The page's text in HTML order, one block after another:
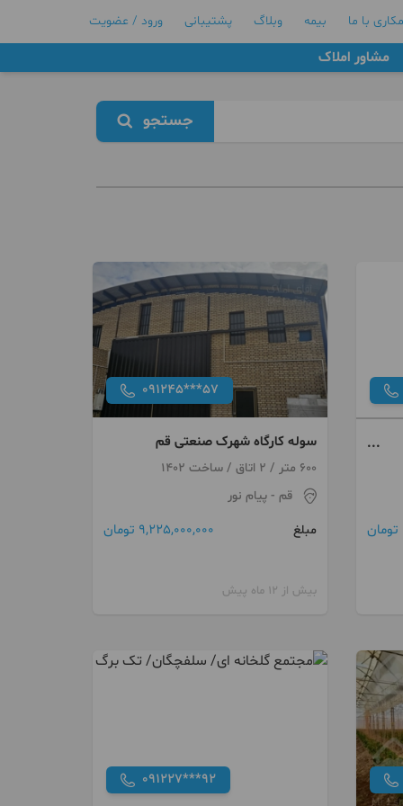
با ما بیمه وبلاگ پشتیبانی ورود / عضویت
مشاور املاک
جستجو
091245***57
سوله کارگاه شهرک صنعتی قم
600 متر / 2 اتاق / ساخت 1402
قم - پیام نور
مبلغ
9,225,000,000 تومان
بیش از 12 ماه پیش
091227***92